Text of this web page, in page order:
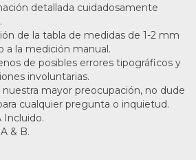
detallada cuidadosamente
de la tabla de medidas de 1-2 mm
a la medición manual.
de posibles errores tipográficos y
involuntarias.
nuestra mayor preocupación, no dude
cualquier pregunta o inquietud.
Incluido.
& B.